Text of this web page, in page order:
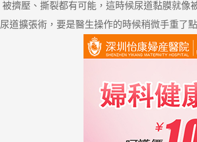
擠壓、撕裂都有可能，這時候尿道黏膜就
道擴張術，要是醫生操作的時候稍微手重了